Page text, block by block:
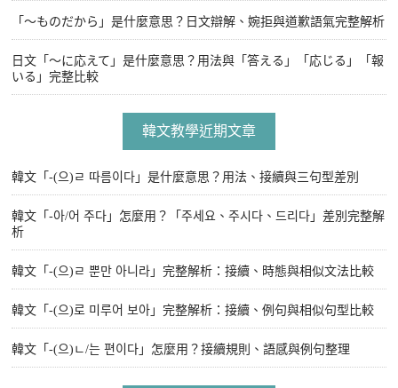
「〜ものだから」是什麼意思？日文辯解、婉拒與道歉語氣完整解析
日文「〜に応えて」是什麼意思？用法與「答える」「応じる」「報
いる」完整比較
韓文教學近期文章
韓文「-(으)ㄹ 따름이다」是什麼意思？用法、接續與三句型差別
韓文「-아/어 주다」怎麼用？「주세요、주시다、드리다」差別完整解
析
韓文「-(으)ㄹ 뿐만 아니라」完整解析：接續、時態與相似文法比較
韓文「-(으)로 미루어 보아」完整解析：接續、例句與相似句型比較
韓文「-(으)ㄴ/는 편이다」怎麼用？接續規則、語感與例句整理